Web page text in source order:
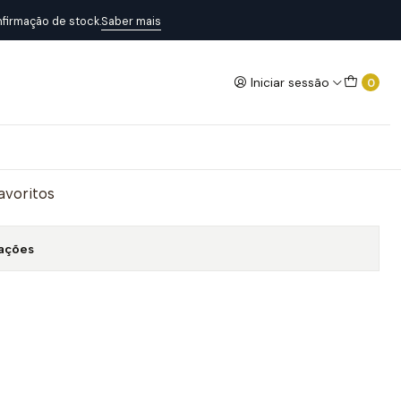
Iniciar sessão 0
de stock.Saber mais
POINTER DATE